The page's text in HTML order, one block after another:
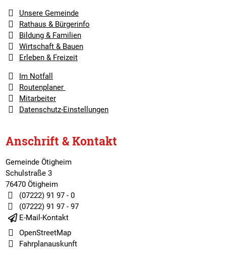
Unsere Gemeinde
Rathaus & Bürgerinfo
Bildung & Familien
Wirtschaft & Bauen
Erleben & Freizeit
Im Notfall
Routenplaner
Mitarbeiter
Datenschutz-Einstellungen
Anschrift & Kontakt
Gemeinde Ötigheim
Schulstraße 3
76470 Ötigheim
(07222) 91 97 - 0
(07222) 91 97 - 97
E-Mail-Kontakt
OpenStreetMap
Fahrplanauskunft